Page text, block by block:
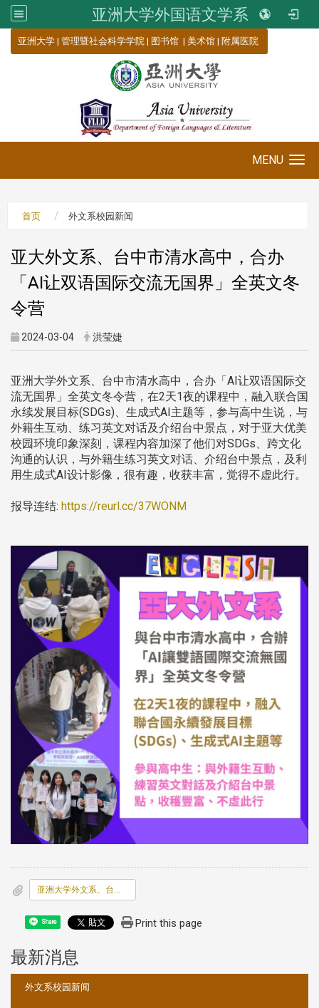
亚洲大学外国语文学系
亚洲大学 | 管理暨社会科学学院 | 图书馆 | 美术馆 | 附属医院
MENU
首页 外文系校园新闻
亚大外文系、台中市清水高中，合办
「AI让双语国际交流无国界」全英文冬
令营
2024-03-04 洪莹婕
亚洲大学外文系、台中市清水高中，合办「AI让双语国际交
流无国界」全英文冬令营，在2天1夜的课程中，融入联合国
永续发展目标(SDGs)、生成式AI主题等，参与高中生说，与
外籍生互动、练习英文对话及介绍台中景点，对于亚大优美
校园环境印象深刻，课程内容加深了他们对SDGs、跨文化
沟通的认识，与外籍生练习英文对话、介绍台中景点，及利
用生成式AI设计影像，很有趣，收获丰富，觉得不虚此行。
报导连结: https://reurl.cc/37WONM
亚洲大学外文系、台中市清水高中，合办「AI让双语国际交流无国界」全英文冬令营，在2天1夜的课程中，融入联合国永续发展目标(SDGs)、生成式AI主题等，参与高中生说，与外籍生互动、练习英文对话及介绍台中景点，收获丰富，觉得不虚此行。
Share Print this page
最新消息
外文系校园新闻